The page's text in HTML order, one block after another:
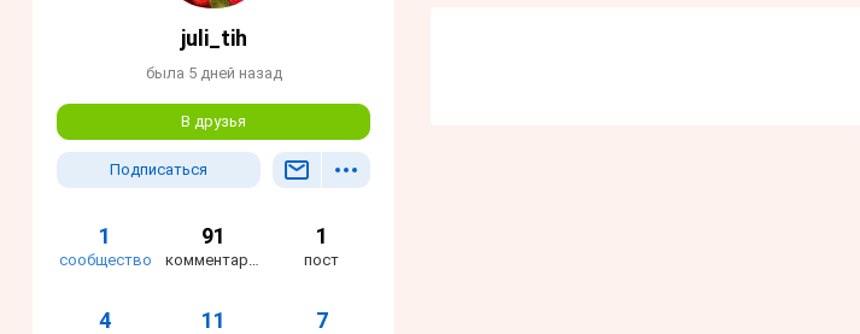
juli_tih
была 5 дней назад
В друзья
Подписаться
1
сообщество
91
комментарий
1
пост
4 11 7